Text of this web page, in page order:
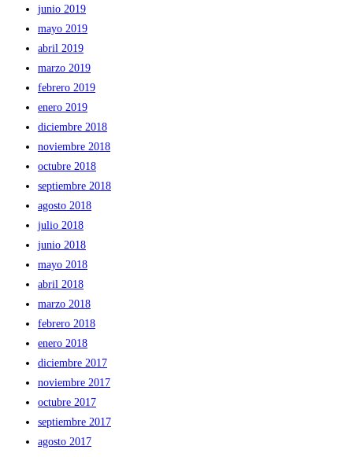
junio 2019
mayo 2019
abril 2019
marzo 2019
febrero 2019
enero 2019
diciembre 2018
noviembre 2018
octubre 2018
septiembre 2018
agosto 2018
julio 2018
junio 2018
mayo 2018
abril 2018
marzo 2018
febrero 2018
enero 2018
diciembre 2017
noviembre 2017
octubre 2017
septiembre 2017
agosto 2017